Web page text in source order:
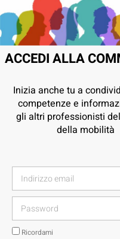
ACCEDI ALLA
Inizia anche tu a
competenze e
gli altri professionisti
della mobilità
Ricordami